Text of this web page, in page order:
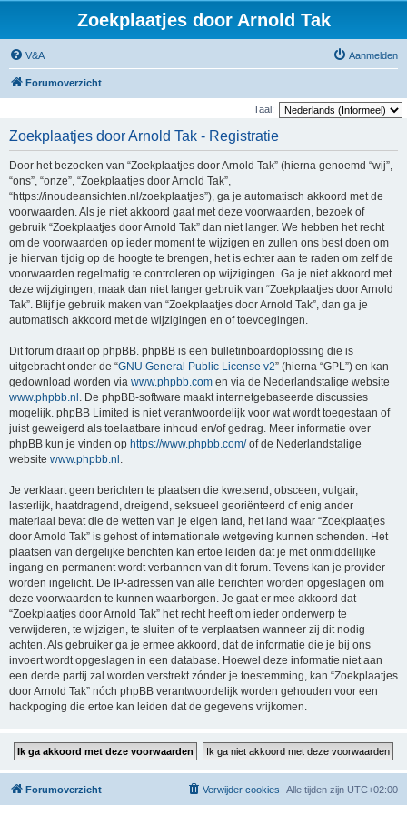
Zoekplaatjes door Arnold Tak
V&A Aanmelden
Forumoverzicht
Taal:
Zoekplaatjes door Arnold Tak - Registratie
Door het bezoeken van “Zoekplaatjes door Arnold Tak” (hierna genoemd “wij”,
“ons”, “onze”, “Zoekplaatjes door Arnold Tak”,
“https://inoudeansichten.nl/zoekplaatjes”), ga je automatisch akkoord met de
voorwaarden. Als je niet akkoord gaat met deze voorwaarden, bezoek of
gebruik “Zoekplaatjes door Arnold Tak” dan niet langer. We hebben het recht
om de voorwaarden op ieder moment te wijzigen en zullen ons best doen om
je hiervan tijdig op de hoogte te brengen, het is echter aan te raden om zelf de
voorwaarden regelmatig te controleren op wijzigingen. Ga je niet akkoord met
deze wijzigingen, maak dan niet langer gebruik van “Zoekplaatjes door Arnold
Tak”. Blijf je gebruik maken van “Zoekplaatjes door Arnold Tak”, dan ga je
automatisch akkoord met de wijzigingen en of toevoegingen.
Dit forum draait op phpBB. phpBB is een bulletinboardoplossing die is
uitgebracht onder de “GNU General Public License v2” (hierna “GPL”) en kan
gedownload worden via www.phpbb.com en via de Nederlandstalige website
www.phpbb.nl . De phpBB-software maakt internetgebaseerde discussies
mogelijk. phpBB Limited is niet verantwoordelijk voor wat wordt toegestaan of
juist geweigerd als toelaatbare inhoud en/of gedrag. Meer informatie over
phpBB kun je vinden op https://www.phpbb.com/of de Nederlandstalige
website www.phpbb.nl .
Je verklaart geen berichten te plaatsen die kwetsend, obsceen, vulgair,
lasterlijk, haatdragend, dreigend, seksueel georiënteerd of enig ander
materiaal bevat die de wetten van je eigen land, het land waar “Zoekplaatjes
door Arnold Tak” is gehost of internationale wetgeving kunnen schenden. Het
plaatsen van dergelijke berichten kan ertoe leiden dat je met onmiddellijke
ingang en permanent wordt verbannen van dit forum. Tevens kan je provider
worden ingelicht. De IP-adressen van alle berichten worden opgeslagen om
deze voorwaarden te kunnen waarborgen. Je gaat er mee akkoord dat
“Zoekplaatjes door Arnold Tak” het recht heeft om ieder onderwerp te
verwijderen, te wijzigen, te sluiten of te verplaatsen wanneer zij dit nodig
achten. Als gebruiker ga je ermee akkoord, dat de informatie die je bij ons
invoert wordt opgeslagen in een database. Hoewel deze informatie niet aan
een derde partij zal worden verstrekt zónder je toestemming, kan “Zoekplaatjes
door Arnold Tak” nóch phpBB verantwoordelijk worden gehouden voor een
hackpoging die ertoe kan leiden dat de gegevens vrijkomen.
Forumoverzicht Alle tijden zijn UTC+02:00
Verwijder cookies